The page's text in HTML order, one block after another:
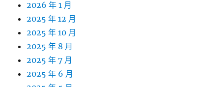
2026 年 1 月
2025 年 12 月
2025 年 10 月
2025 年 8 月
2025 年 7 月
2025 年 6 月